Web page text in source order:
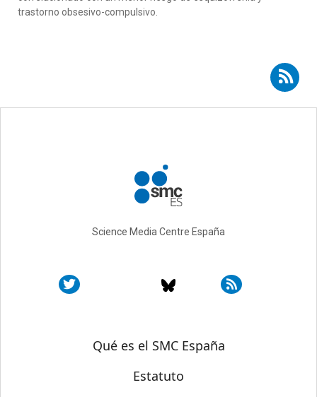
trastorno obsesivo-compulsivo.
Suscribirse a RSS - Mario Gutiérrez-Bedmar
Science Media Centre España
Sobre SMC España
Qué es el SMC España
Estatuto